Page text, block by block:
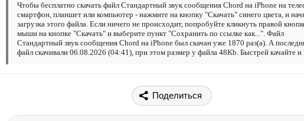
Чтобы бесплатно скачать файл Стандартный звук сообщения Chord на iPhone на
смартфон, планшет или компьютер - нажмите на кнопку "Скачать" синего цвета, и
загрузка этого файла. Если ничего не происходит, попробуйте кликнуть правой
мыши на кнопке "Скачать" и выберите пункт "Сохранить по ссылке как...". Файл
Стандартный звук сообщения Chord на iPhone был скачан уже 1870 раз(а). А
файл скачивали 06.08.2026 (04:41), при этом размер у файла 48Kb. Быстрей качайте
Поделиться